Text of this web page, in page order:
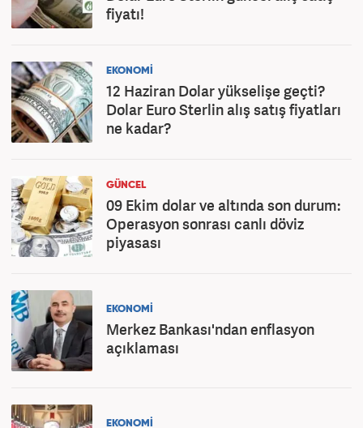
fiyatı!
EKONOMİ
12 Haziran Dolar yükselişe geçti?
Dolar Euro Sterlin alış satış fiyatları
ne kadar?
GÜNCEL
09 Ekim dolar ve altında son durum:
Operasyon sonrası canlı döviz
piyasası
EKONOMİ
Merkez Bankası'ndan enflasyon
açıklaması
EKONOMİ